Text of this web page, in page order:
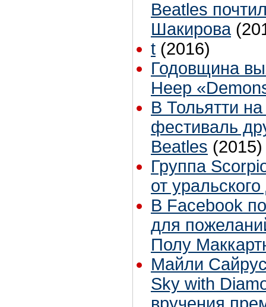
Beatles
Шакирова
t (2016)
Годовщина
Heep
В Тольятти
фестиваль
Beatles (2015)
Группа
от
В Facebook
для
Полу
Майли
Sky with